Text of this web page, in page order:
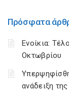
Πρόσφατα
Ενοίκια:
Οκτωβρίου
ανάδειξη